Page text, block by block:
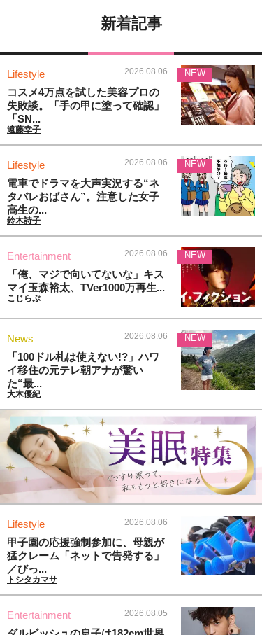
新着記事
Lifestyle 2026.08.06
コスメ4万点を試した美容プロの
失敗談。「手の甲に塗って確認」
「SN...
遠藤幸子
NEW
Lifestyle 2026.08.06
電車でドラマを大声実況する“ネ
タバレおばさん”。注意した女子
高生の...
鈴木詩子
NEW
Entertainment 2026.08.06
「俺、マジで向いてないな」キス
マイ玉森裕太、TVer1000万再生...
こじらぶ
NEW
News 2026.08.06
「100ドル札は使えない!?」ハワ
イ移住の元テレ朝アナが驚い
た“最...
大木優紀
NEW
Lifestyle 2026.08.06
甲子園の応援強制参加に、母親が
猛クレーム「ネットで告発する」
／びっ...
トシタカマサ
Entertainment 2026.08.05